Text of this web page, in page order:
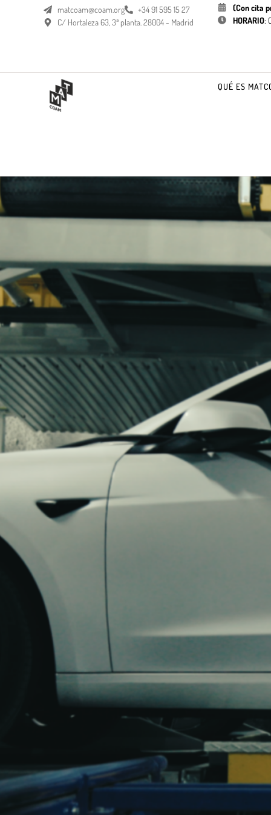
matcoam@coam.org
+34 91 595 15 27
C/ Hortaleza 63, 3ª planta. 28004 - Madrid
(Con cita
HORARIO:
QUÉ ES